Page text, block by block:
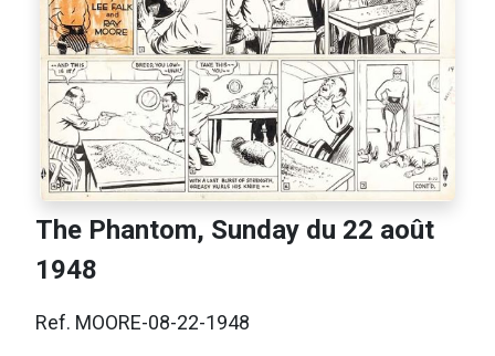
The Phantom, Sunday du 22 août
1948
Ref. MOORE-08-22-1948